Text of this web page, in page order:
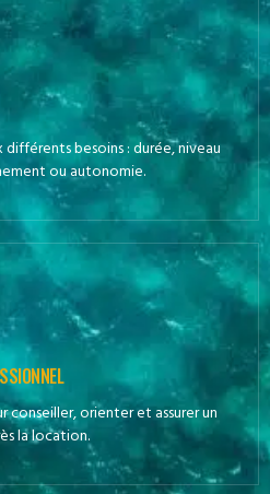
besoins : durée, niveau
ou autonomie.
orienter et assurer un
la location.